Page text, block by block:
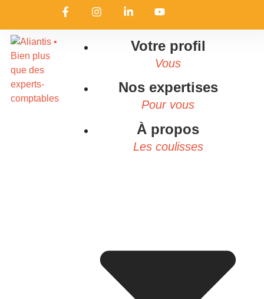
Votre profil
Vous
Nos expertises
Pour vous
À propos
Les coulisses